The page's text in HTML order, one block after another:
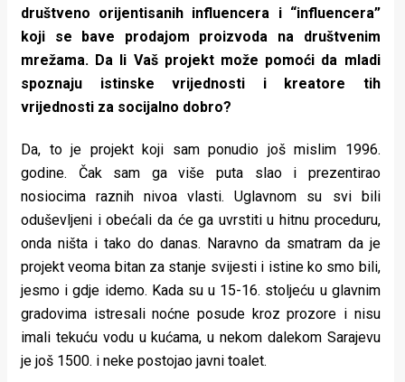
društveno orijentisanih influencera i “influencera”
koji se bave prodajom proizvoda na društvenim
mrežama. Da li Vaš projekt može pomoći da mladi
spoznaju istinske vrijednosti i kreatore tih
vrijednosti za socijalno dobro?
Da, to je projekt koji sam ponudio još mislim 1996.
godine. Čak sam ga više puta slao i prezentirao
nosiocima raznih nivoa vlasti. Uglavnom su svi bili
oduševljeni i obećali da će ga uvrstiti u hitnu proceduru,
onda ništa i tako do danas. Naravno da smatram da je
projekt veoma bitan za stanje svijesti i istine ko smo bili,
jesmo i gdje idemo. Kada su u 15-16. stoljeću u glavnim
gradovima istresali noćne posude kroz prozore i nisu
imali tekuću vodu u kućama, u nekom dalekom Sarajevu
je još 1500. i neke postojao javni toalet.